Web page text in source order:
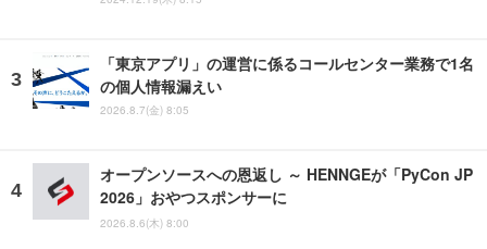
「東京アプリ」の運営に係るコールセンター業務で1名
の個人情報漏えい
2026.8.7(金) 8:05
オープンソースへの恩返し ～ HENNGEが「PyCon JP
2026」おやつスポンサーに
2026.8.6(木) 8:00